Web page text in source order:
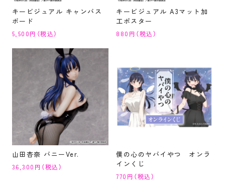
キービジュアル キャンバス
ボード
5,500円（税込）
キービジュアル A3マット加
工ポスター
880円（税込）
山田杏奈 バニーVer.
36,300円（税込）
僕の心のヤバイやつ オンラ
インくじ
770円（税込）